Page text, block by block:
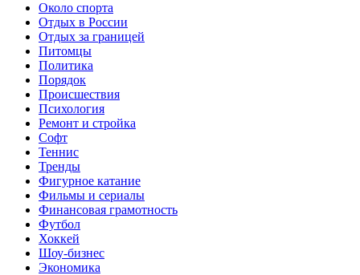
Около спорта
Отдых в России
Отдых за границей
Питомцы
Политика
Порядок
Происшествия
Психология
Ремонт и стройка
Софт
Теннис
Тренды
Фигурное катание
Фильмы и сериалы
Финансовая грамотность
Футбол
Хоккей
Шоу-бизнес
Экономика